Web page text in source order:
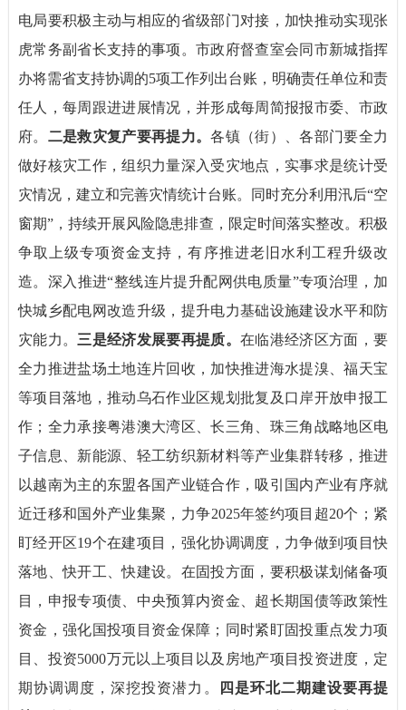
电局要积极主动与相应的省级部门对接，加快推动实现张
虎常务副省长支持的事项。市政府督查室会同市新城指挥
办将需省支持协调的5项工作列出台账，明确责任单位和责
任人，每周跟进进展情况，并形成每周简报报市委、市政
府。 二是救灾复产要再提力。各镇（街）、各部门要全力
做好核灾工作，组织力量深入受灾地点，实事求是统计受
灾情况，建立和完善灾情统计台账。同时充分利用汛后“空
窗期”，持续开展风险隐患排查，限定时间落实整改。积极
争取上级专项资金支持，有序推进老旧水利工程升级改
造。深入推进“整线连片提升配网供电质量”专项治理，加
快城乡配电网改造升级，提升电力基础设施建设水平和防
灾能力。 三是经济发展要再提质。在临港经济区方面，要
全力推进盐场土地连片回收，加快推进海水提溴、福天宝
等项目落地，推动乌石作业区规划批复及口岸开放申报工
作；全力承接粤港澳大湾区、长三角、珠三角战略地区电
子信息、新能源、轻工纺织新材料等产业集群转移，推进
以越南为主的东盟各国产业链合作，吸引国内产业有序就
近迁移和国外产业集聚，力争2025年签约项目超20个；紧
盯经开区19个在建项目，强化协调调度，力争做到项目快
落地、快开工、快建设。在固投方面，要积极谋划储备项
目，申报专项债、中央预算内资金、超长期国债等政策性
资金，强化国投项目资金保障；同时紧盯固投重点发力项
目、投资5000万元以上项目以及房地产项目投资进度，定
期协调调度，深挖投资潜力。
四是环北二期建设要再提